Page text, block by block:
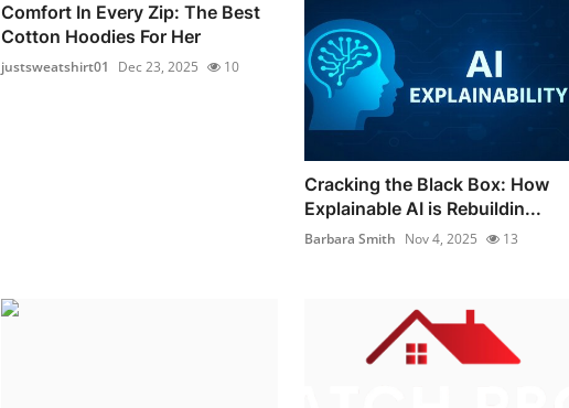
Comfort In Every Zip: The Best
Cotton Hoodies For Her
justsweatshirt01 Dec 23, 2025 10
Cracking the Black Box: How
Explainable AI is Rebuildin...
Barbara Smith Nov 4, 2025 13